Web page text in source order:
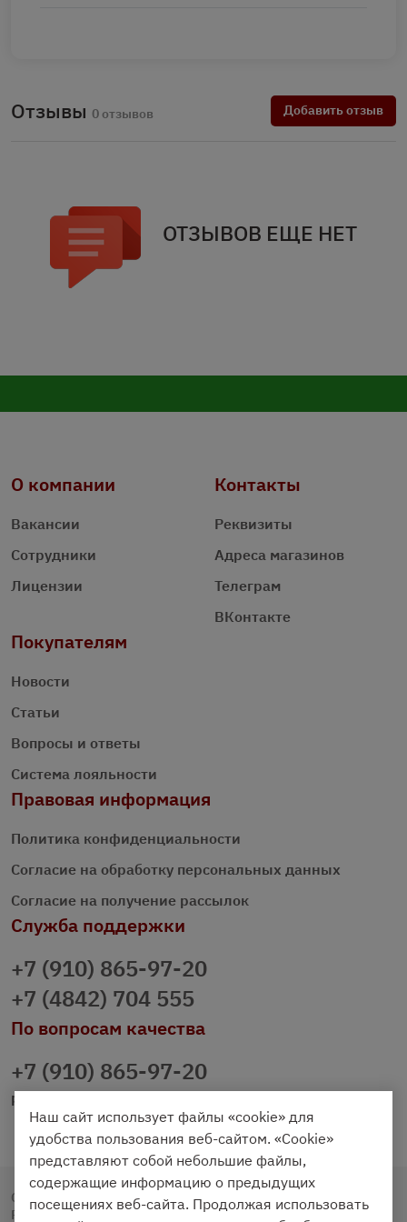
Отзывы 0 отзывов Добавить отзыв
ОТЗЫВОВ ЕЩЕ НЕТ
О компании
Вакансии
Сотрудники
Лицензии
Контакты
Реквизиты
Адреса магазинов
Телеграм
ВКонтакте
Покупателям
Новости
Статьи
Вопросы и ответы
Система лояльности
Правовая информация
Политика конфиденциальности
Согласие на обработку персональных данных
Согласие на получение рассылок
Служба поддержки
+7 (910) 865-97-20
+7 (4842) 704 555
По вопросам качества
+7 (910) 865-97-20
prazdnichniy40@palmi.ru
Copyright © 2020 - 2026. Праздничный Стол.
Разработка и продвижение - Vegas Studio
Наш сайт использует файлы «cookie» для
удобства пользования веб-сайтом. «Cookie»
представляют собой небольшие файлы,
содержащие информацию о предыдущих
посещениях веб-сайта. Продолжая использовать